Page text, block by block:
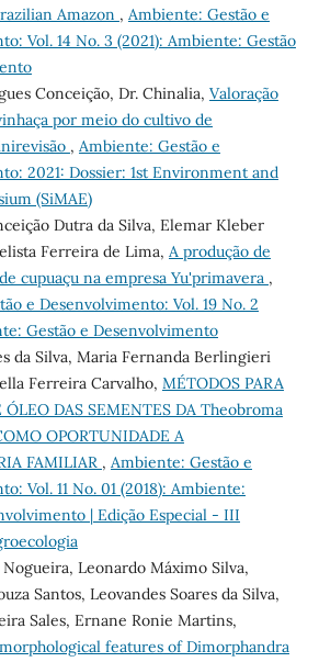
Amazon , Ambiente: Gestão e
Vol. 14 No. 3 (2021): Ambiente: Gestão
Conceição, Dr. Chinalia, Valoração
por meio do cultivo de
, Ambiente: Gestão e
2021: Dossier: 1st Environment and
(SiMAE)
Dutra da Silva, Elemar Kleber
Ferreira de Lima, A produção de
cupuaçu na empresa Yu'primavera ,
e Desenvolvimento: Vol. 19 No. 2
Gestão e Desenvolvimento
da Silva, Maria Fernanda Berlingieri
Ferreira Carvalho, MÉTODOS PARA
ÓLEO DAS SEMENTES DA Theobroma
OPORTUNIDADE A
FAMILIAR , Ambiente: Gestão e
Vol. 11 No. 01 (2018): Ambiente:
| Edição Especial - III
Leonardo Máximo Silva,
Santos, Leovandes Soares da Silva,
Sales, Ernane Ronie Martins,
features of Dimorphandra